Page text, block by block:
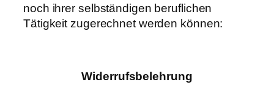
noch ihrer selbständigen beruflichen
Tätigkeit zugerechnet werden können:
Widerrufsbelehrung